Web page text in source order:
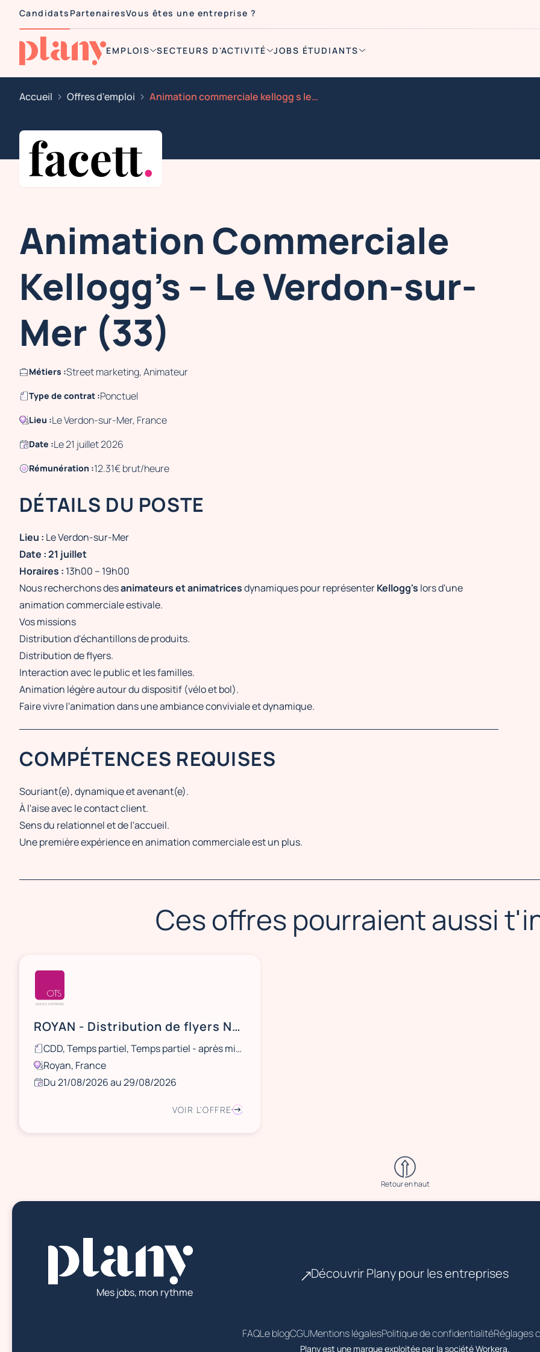
Candidats PartenairesVous êtes une entreprise ?
EMPLOIS SECTEURS D'ACTIVITÉ JOBS ÉTUDIANTS
Accueil Offres d'emploi Animation commerciale kellogg s le verdon sur mer 33
Animation Commerciale
Kellogg's – Le Verdon-sur-
Mer (33)
Métiers :Street marketing, Animateur
Type de contrat :Ponctuel
Lieu :Le Verdon-sur-Mer, France
Date :Le 21 juillet 2026
Rémunération :12.31€ brut/heure
DÉTAILS DU POSTE
Lieu : Le Verdon-sur-Mer
Date :21 juillet
Horaires : 13h00 – 19h00
Nous recherchons desanimateurs et animatricesdynamiques pour représenterKellogg's lors d'une
animation commerciale estivale.
Vos missions
Distribution d'échantillons de produits.
Distribution de flyers.
Interaction avec le public et les familles.
Animation légère autour du dispositif (vélo et bol).
Faire vivre l'animation dans une ambiance conviviale et dynamique.
COMPÉTENCES REQUISES
Souriant(e), dynamique et avenant(e).
À l'aise avec le contact client.
Sens du relationnel et de l'accueil.
Une première expérience en animation commerciale est un plus.
Ces offres pourraient aussi
ROYAN - Distribution de flyers NOCIBÉ - 21 et 22 août / 28 et 29 août
CDD, Temps partiel, Temps partiel - après midi, Ponctuel
Royan, France
Du 21/08/2026 au 29/08/2026
VOIR L'OFFRE
Retour en haut
Mes jobs, mon rythme
Découvrir Plany pour les entreprises
Plany est une marque exploitée par la société Workera.
FAQLe blogCGUMentions légalesPolitique de confidentialitéRéglages